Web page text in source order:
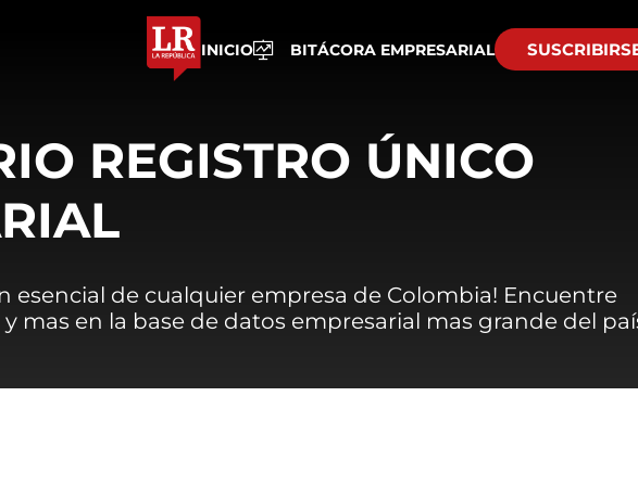
INICIO BITÁCORA EMPRESARIAL
REGISTRO ÚNICO
esencial de cualquier empresa de Colombia! Encuentre
y mas en la base de datos empresarial mas grande del